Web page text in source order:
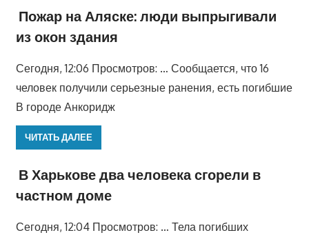
Пожар на Аляске: люди выпрыгивали
из окон здания
Сегодня, 12:06 Просмотров: … Сообщается, что 16
человек получили серьезные ранения, есть погибшие
В городе Анкоридж
ЧИТАТЬ ДАЛЕЕ
В Харькове два человека сгорели в
частном доме
Сегодня, 12:04 Просмотров: … Тела погибших